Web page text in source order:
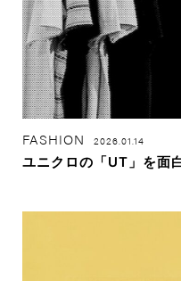
FASHION 2026.01.14
ユニクロの「UT」を面